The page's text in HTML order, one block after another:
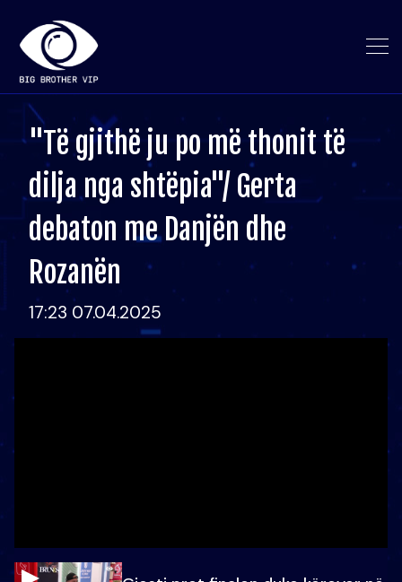
"Të gjithë ju po më thonit të
dilja nga shtëpia"/ Gerta
debaton me Danjën dhe
Rozanën
17:23 07.04.2025